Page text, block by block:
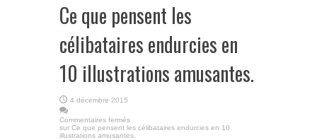
Ce que pensent les
célibataires endurcies en
10 illustrations amusantes.
4 décembre 2015
Commentaires fermés
sur Ce que pensent les célibataires endurcies en 10
illustrations amusantes.